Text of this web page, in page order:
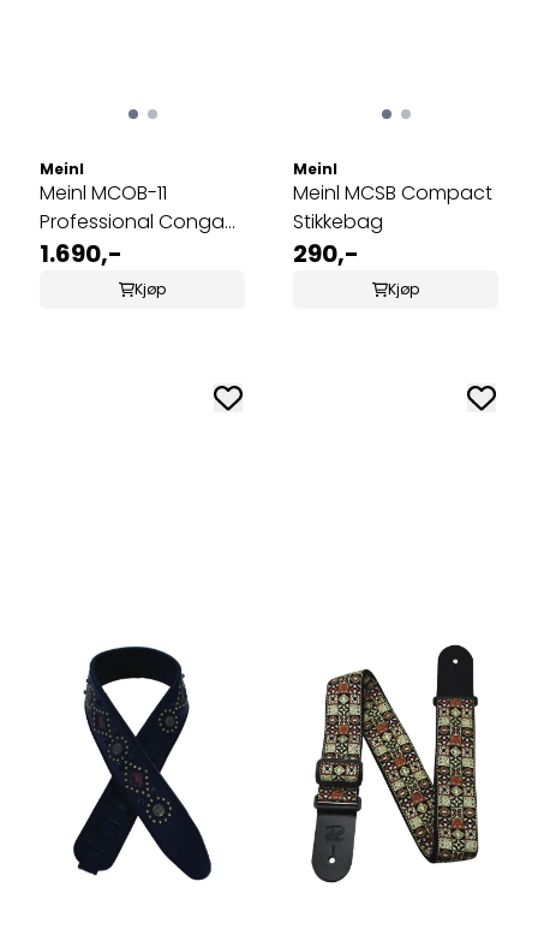
Meinl
Meinl MCOB-11
Professional Conga
Bag 11" (Quinto)
1.690,-
Kjøp
Meinl
Meinl MCSB Compact
Stikkebag
290,-
Kjøp